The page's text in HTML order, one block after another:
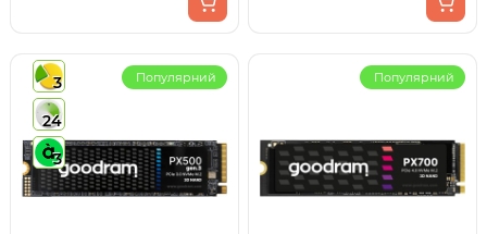
3
24
3
Популярний Популярний